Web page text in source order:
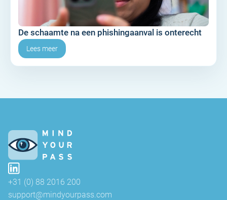
De schaamte na een phishingaanval is onterecht
Lees meer
+31 (0) 88 2016 200
support@mindyourpass.com